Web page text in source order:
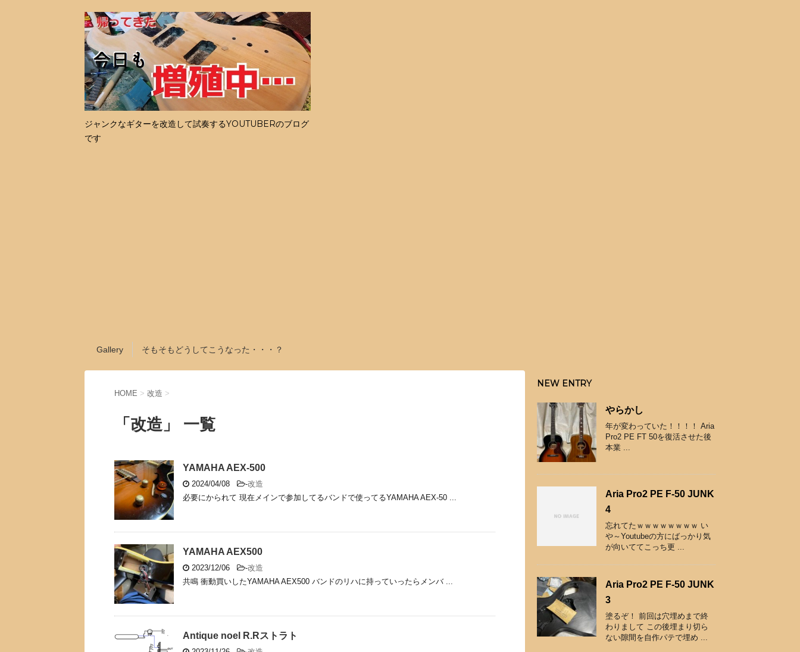
ジャンクなギターを改造して試奏するYOUTUBERのブログ
です
Gallery そもそもどうしてこうなった・・・？
HOME > 改造 >
「改造」 一覧
YAMAHA AEX-500
2024/04/08 -改造
必要にかられて 現在メインで参加してるバンドで使ってるYAMAHA AEX-50 ...
YAMAHA AEX500
2023/12/06 -改造
共鳴 衝動買いしたYAMAHA AEX500 バンドのリハに持っていったらメンバ ...
Antique noel R.Rストラト
NEW ENTRY
やらかし
年が変わっていた！！！！ Aria
Pro2 PE FT 50を復活させた後
本業 ...
Aria Pro2 PE F-50 JUNK
4
忘れてたｗｗｗｗｗｗｗｗ い
や～Youtubeの方にばっかり気
が向いててこっち更 ...
Aria Pro2 PE F-50 JUNK
3
塗るぞ！ 前回は穴埋めまで終
わりまして この後埋まり切ら
ない隙間を自作パテで埋め ...